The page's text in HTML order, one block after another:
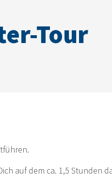
Tour
auf dem ca. 1,5 Stunden